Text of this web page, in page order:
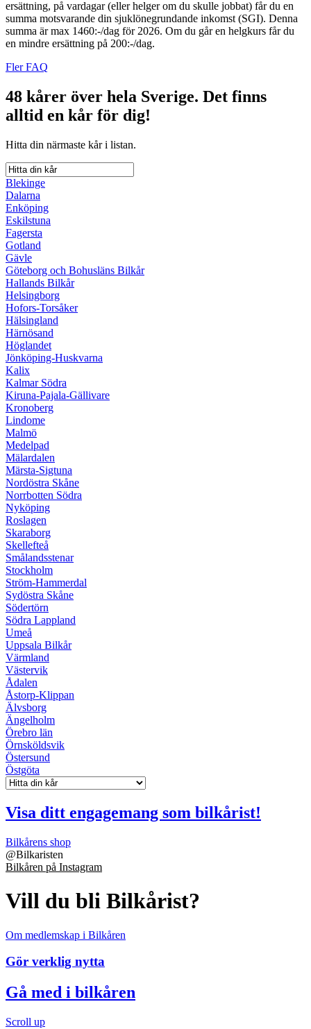
ersättning, på vardagar (eller helger om du skulle jobbat) får du en
summa motsvarande din sjuklönegrundande inkomst (SGI). Denna
summa är max 1460:-/dag för 2026. Om du går en helgkurs får du
en mindre ersättning på 200:-/dag.
Fler FAQ
48 kårer över hela Sverige. Det finns
alltid en kår för dig!
Hitta din närmaste kår i listan.
Blekinge
Dalarna
Enköping
Eskilstuna
Fagersta
Gotland
Gävle
Göteborg och Bohusläns Bilkår
Hallands Bilkår
Helsingborg
Hofors-Torsåker
Hälsingland
Härnösand
Höglandet
Jönköping-Huskvarna
Kalix
Kalmar Södra
Kiruna-Pajala-Gällivare
Kronoberg
Lindome
Malmö
Medelpad
Mälardalen
Märsta-Sigtuna
Nordöstra Skåne
Norrbotten Södra
Nyköping
Roslagen
Skaraborg
Skellefteå
Smålandsstenar
Stockholm
Ström-Hammerdal
Sydöstra Skåne
Södertörn
Södra Lappland
Umeå
Uppsala Bilkår
Värmland
Västervik
Ådalen
Åstorp-Klippan
Älvsborg
Ängelholm
Örebro län
Örnsköldsvik
Östersund
Östgöta
Visa ditt engagemang som bilkårist!
Bilkårens shop
@Bilkaristen
Bilkåren på Instagram
Vill du bli Bilkårist?
Om medlemskap i Bilkåren
Gör verklig nytta
Gå med i bilkåren
Scroll up